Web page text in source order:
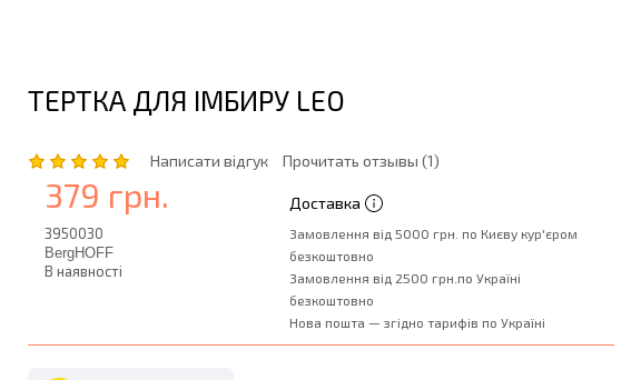
ТЕРТКА ДЛЯ ІМБИРУ LEO
Написати відгук Прочитать отзывы (1)
379 грн.
3950030
BergHOFF
В наявності
Доставка
Замовлення від 5000 грн. по Києву кур'єром
безкоштовно
Замовлення від 2500 грн.по Україні
безкоштовно
Нова пошта — згідно тарифів по Україні